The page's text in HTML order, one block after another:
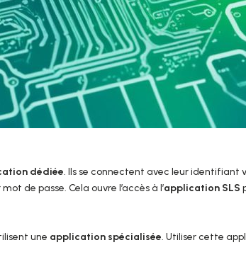
dédiée. Ils se connectent avec leur identifiant
de passe. Cela ouvre l’accès à l’application SLS
une application spécialisée. Utiliser cette